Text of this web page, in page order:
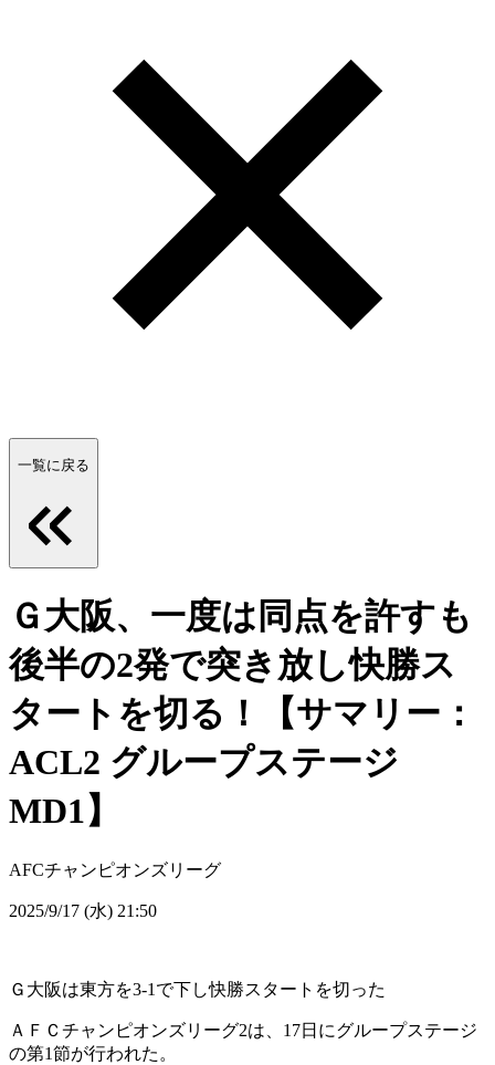
一覧に戻る
Ｇ大阪、一度は同点を許すも
後半の2発で突き放し快勝ス
タートを切る！【サマリー：
ACL2 グループステージ
MD1】
AFCチャンピオンズリーグ
2025/9/17 (水) 21:50
Ｇ大阪は東方を3-1で下し快勝スタートを切った
ＡＦＣチャンピオンズリーグ2は、17日にグループステージ
の第1節が行われた。